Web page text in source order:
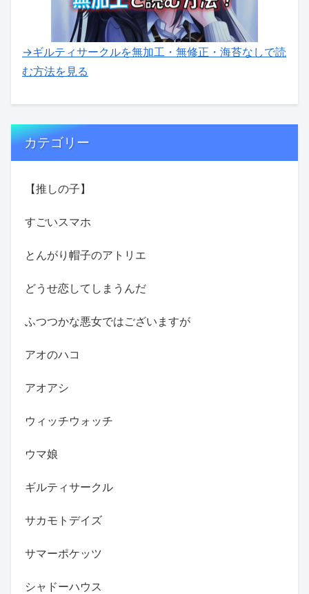
→ギルティサークルを無加工・無修正・海苔なしで読
む方法を見る
カテゴリー
【推しの子】
すごいスマホ
とんがり帽子のアトリエ
どうせ恋してしまうんだ
ふつつかな悪女ではございますが
アオのハコ
アオアシ
ウィッチウォッチ
ウマ娘
ギルティサークル
サカモトデイズ
サマーポケッツ
シャドーハウス